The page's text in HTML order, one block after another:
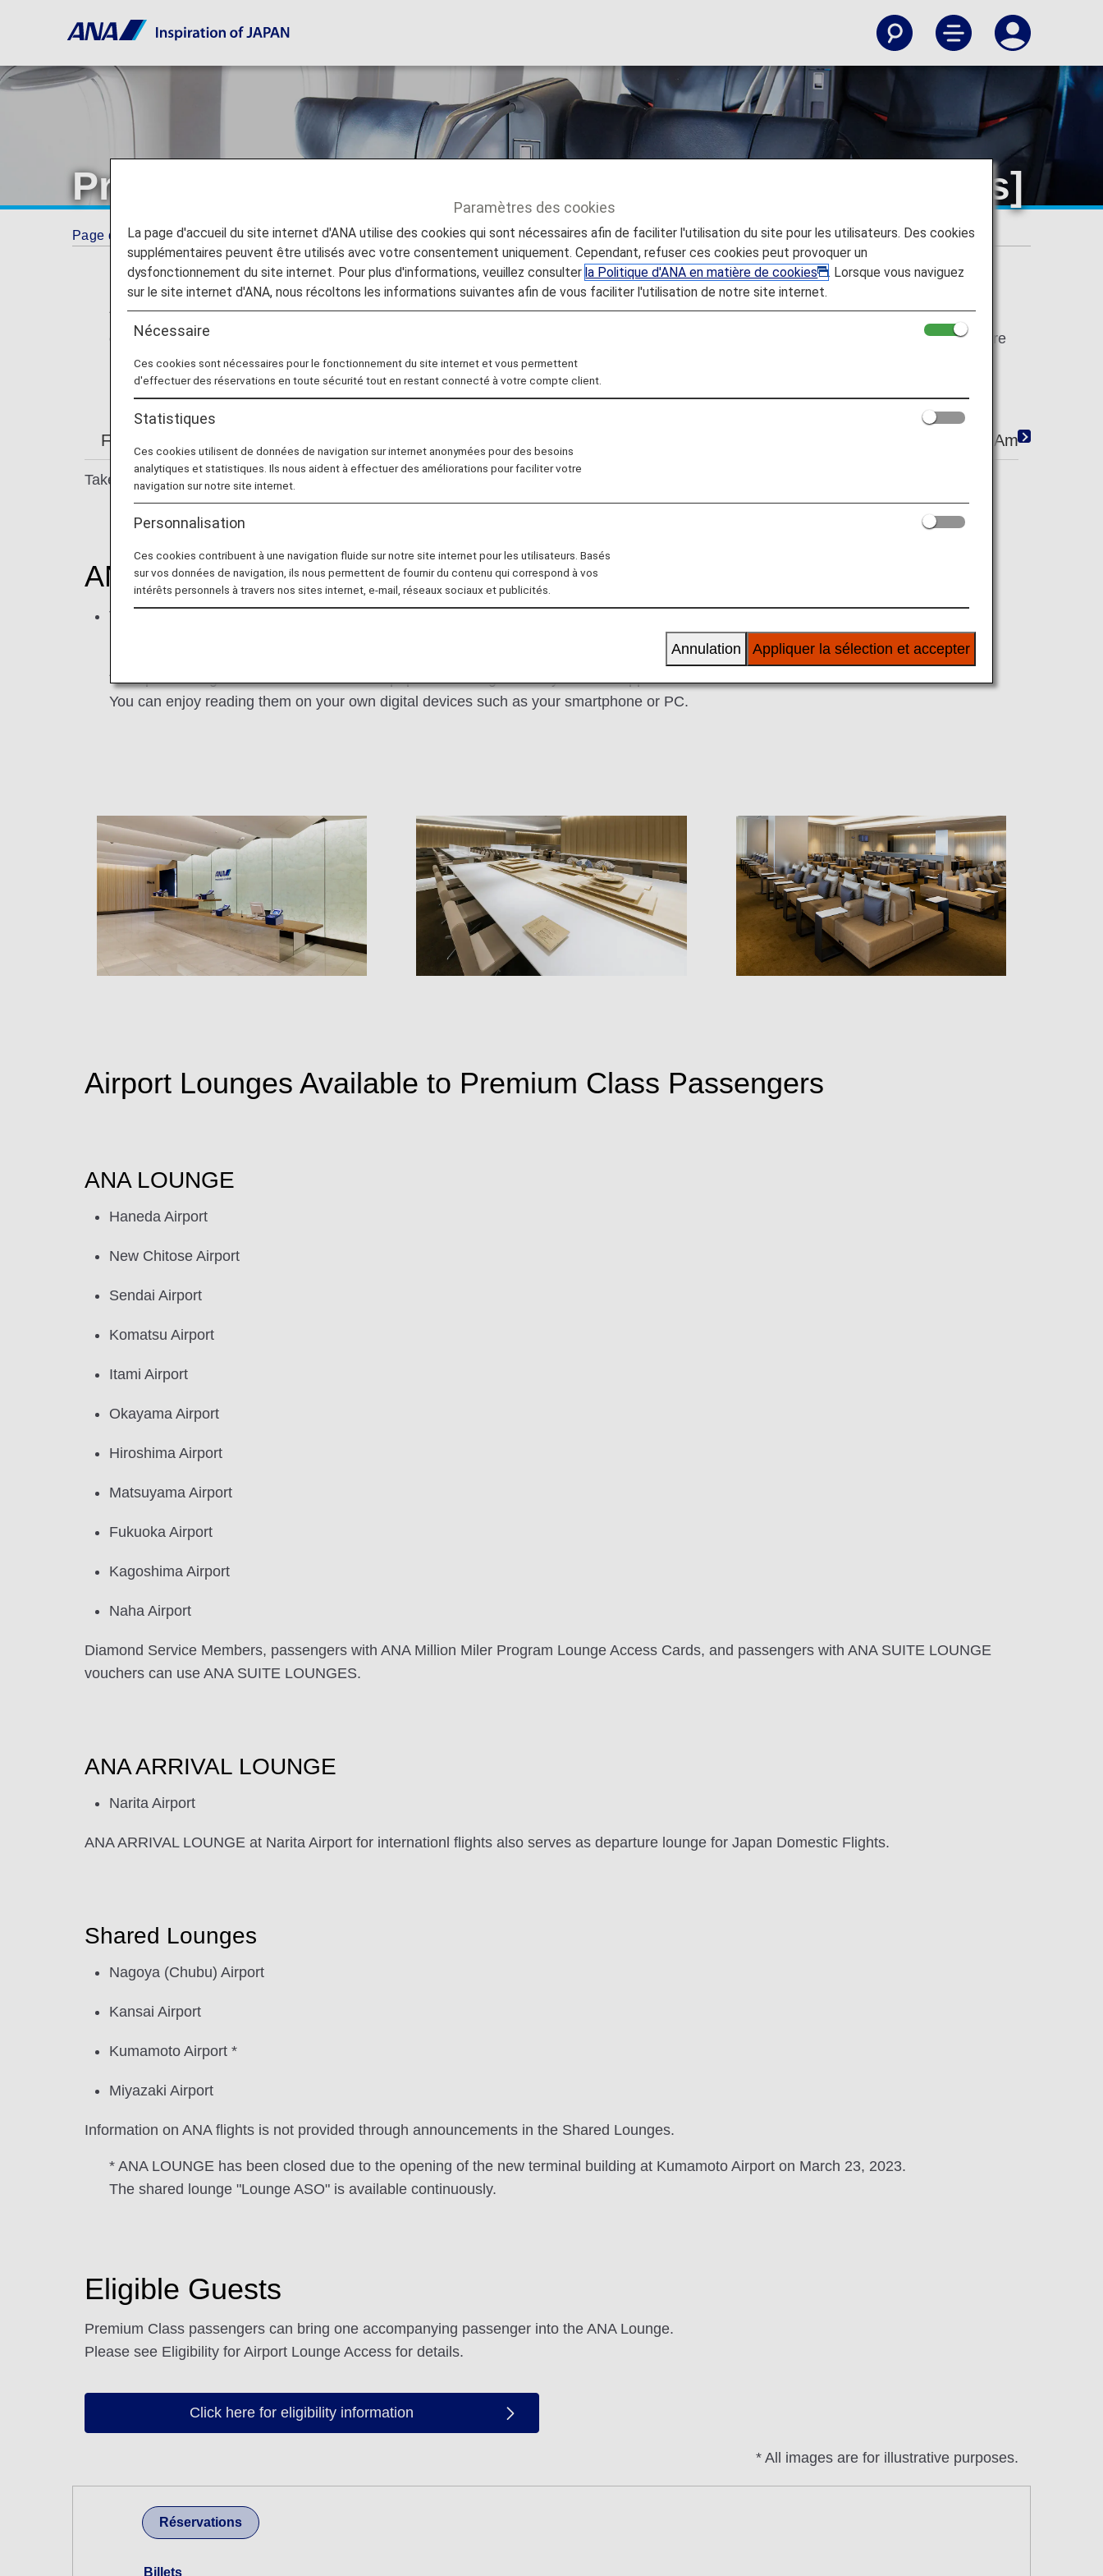
Premium Class lounge(s) [Japan Domestic Flights]
Page d'accueil Guide Premium Class lounge(s) [Japan Domestic Flights]
* For flights departing on or after May 19, 2026, the descriptions on the reservation search page for Japan domestic flights have been
changed from "Premium Class" and "Economy Class Seat" to "First Class (Premium Class)" and "Economy Class" respectively. There are
no plans for any changes to the service following this change in terminology.
From Check-in to Boarding and Arrival Amenity
Take a moment to relax in one of our premium lounges before departure.
ANA LOUNGE
Take a moment to relax before departure in one of our lounges. Our lounges boast a selection of drinks, an array of useful facilities for
business trips, as well as newspapers and magazines. Please see the ANA Lounge Service information page for details.
* We provide digital contents such as newspapers and magazines by the ANA app.
You can enjoy reading them on your own digital devices such as your smartphone or PC.
Airport Lounges Available to Premium Class Passengers
ANA LOUNGE
Haneda Airport
New Chitose Airport
Sendai Airport
Komatsu Airport
Itami Airport
Okayama Airport
Hiroshima Airport
Matsuyama Airport
Fukuoka Airport
Kagoshima Airport
Naha Airport
Diamond Service Members, passengers with ANA Million Miler Program Lounge Access Cards, and passengers with ANA SUITE LOUNGE
vouchers can use ANA SUITE LOUNGES.
ANA ARRIVAL LOUNGE
Narita Airport
ANA ARRIVAL LOUNGE at Narita Airport for internationl flights also serves as departure lounge for Japan Domestic Flights.
Shared Lounges
Nagoya (Chubu) Airport
Kansai Airport
Kumamoto Airport *
Miyazaki Airport
Information on ANA flights is not provided through announcements in the Shared Lounges.
* ANA LOUNGE has been closed due to the opening of the new terminal building at Kumamoto Airport on March 23, 2023.
The shared lounge "Lounge ASO" is available continuously.
Eligible Guests
Premium Class passengers can bring one accompanying passenger into the ANA Lounge.
Please see Eligibility for Airport Lounge Access for details.
Click here for eligibility information
* All images are for illustrative purposes.
Réservations
Billets
Paramètres des cookies
La page d'accueil du site internet d'ANA utilise des cookies qui sont nécessaires afin de faciliter l'utilisation du site pour les utilisateurs. Des cookies
supplémentaires peuvent être utilisés avec votre consentement uniquement. Cependant, refuser ces cookies peut provoquer un
dysfonctionnement du site internet. Pour plus d'informations, veuillez consulterla Politique d'ANA en matière de cookies
. Lorsque vous naviguez
sur le site internet d'ANA, nous récoltons les informations suivantes afin de vous faciliter l'utilisation de notre site internet.
Nécessaire
Ces cookies sont nécessaires pour le fonctionnement du site internet et vous permettent
d'effectuer des réservations en toute sécurité tout en restant connecté à votre compte client.
Statistiques
Ces cookies utilisent de données de navigation sur internet anonymées pour des besoins
analytiques et statistiques. Ils nous aident à effectuer des améliorations pour faciliter votre
navigation sur notre site internet.
Personnalisation
Ces cookies contribuent à une navigation fluide sur notre site internet pour les utilisateurs. Basés
sur vos données de navigation, ils nous permettent de fournir du contenu qui correspond à vos
intérêts personnels à travers nos sites internet, e-mail, réseaux sociaux et publicités.
Appliquer la sélection et accepter
Annulation